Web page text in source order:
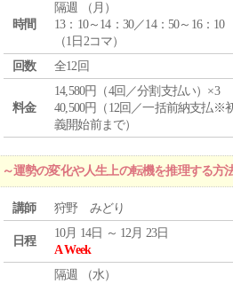
時間
隔週 （ 月 ）
13：10～14：30／14：50～16：10
（1日2コマ）
回数
全12回
料金
14,580円（4回／分割支払い）×3
40,500円（12回／一括前納支払※
義開始前まで）
運勢の変化や人生上の転機を推理する方
講師 狩野 みどり
日程
10月 14日 ～ 12月 23日
A Week
隔週 （水）